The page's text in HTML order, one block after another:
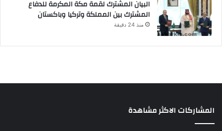
البيان المشترك لقمة مكة المكرمة للدفاع
المشترك بين المملكة وتركيا وباكستان
منذ 24 دقيقة
المشاركات الاكثر مشاهدة